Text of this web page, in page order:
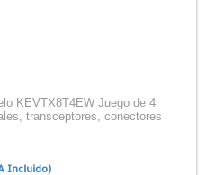
KEVTX8T4EW Juego de 4
transceptores, conectores
Incluido)